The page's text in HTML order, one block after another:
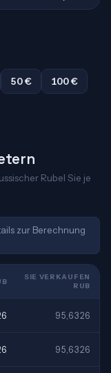
50 €
100 €
Rubel Sie je
zur Berechnung
SIE VERKAUFEN
RUB
95,6326
95,6326